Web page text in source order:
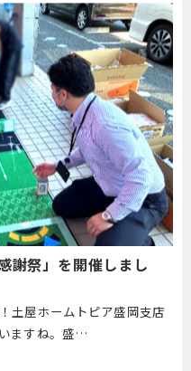
謝祭」を開催しまし
土屋ホームトピア盛岡支店
ますね。盛…